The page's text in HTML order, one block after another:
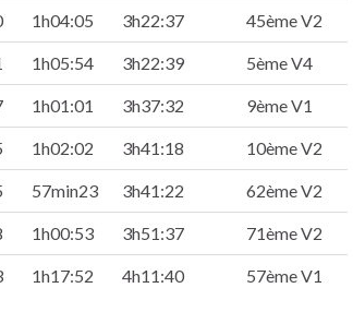
1h04:05 3h22:37 45ème V2
1h05:54 3h22:39 5ème V4
1h01:01 3h37:32 9ème V1
1h02:02 3h41:18 10ème V2
57min23 3h41:22 62ème V2
1h00:53 3h51:37 71ème V2
1h17:52 4h11:40 57ème V1